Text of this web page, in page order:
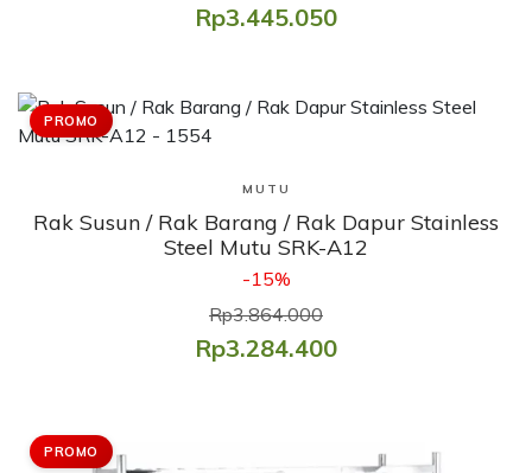
Rp3.445.050
PROMO
Lihat Produk
MUTU
Rak Susun / Rak Barang / Rak Dapur Stainless
Steel Mutu SRK-A12
-15%
Rp3.864.000
Rp3.284.400
PROMO